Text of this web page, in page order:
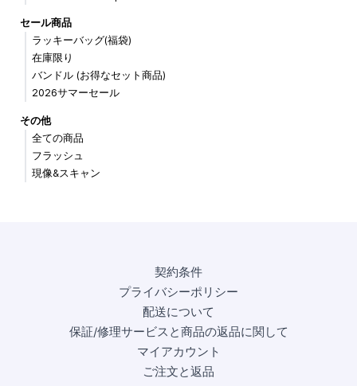
セール商品
ラッキーバッグ(福袋)
在庫限り
バンドル (お得なセット商品)
2026サマーセール
その他
全ての商品
フラッシュ
現像&スキャン
契約条件
プライバシーポリシー
配送について
保証/修理サービスと商品の返品に関して
マイアカウント
ご注文と返品